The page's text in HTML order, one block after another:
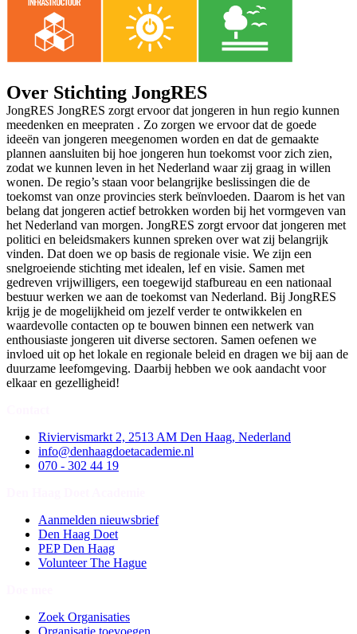
Over Stichting JongRES
JongRES JongRES zorgt ervoor dat jongeren in hun regio kunnen
meedenken en meepraten . Zo zorgen we ervoor dat de goede
ideeën van jongeren meegenomen worden en dat de gemaakte
plannen aansluiten bij hoe jongeren hun toekomst voor zich zien,
zodat we kunnen leven in het Nederland waar zij graag in willen
wonen. De regio’s staan voor belangrijke beslissingen die de
toekomst van onze provincies sterk beïnvloeden. Daarom is het van
belang dat jongeren actief betrokken worden bij het vormgeven van
het Nederland van morgen. JongRES zorgt ervoor dat jongeren met
politici en beleidsmakers kunnen spreken over wat zij belangrijk
vinden. Dat doen we op basis de regionale visie. We zijn een
snelgroeiende stichting met idealen, lef en visie. Samen met
gedreven vrijwilligers, een toegewijd stafbureau en een nationaal
bestuur werken we aan de toekomst van Nederland. Bij JongRES
krijg je de mogelijkheid om jezelf verder te ontwikkelen en
waardevolle contacten op te bouwen binnen een netwerk van
enthousiaste jongeren uit diverse sectoren. Samen oefenen we
invloed uit op het lokale en regionale beleid en dragen we bij aan de
duurzame leefomgeving. Daarbij hebben we ook aandacht voor
elkaar en gezelligheid!
Riviervismarkt 2, 2513 AM Den Haag, Nederland
info@denhaagdoetacademie.nl
070 - 302 44 19
Aanmelden nieuwsbrief
Den Haag Doet
PEP Den Haag
Volunteer The Hague
Zoek Organisaties
Organisatie toevoegen